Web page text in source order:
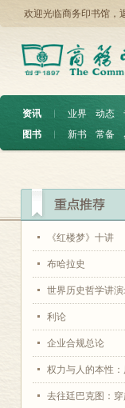
欢迎光临商务印书馆，
资讯 ︱ 业界 动态
图书
︱ 新书 常备
《红楼梦》十讲
布哈拉史
世界历史哲学讲
利论
企业合规总论
权力与人的本性
去往廷巴克图：